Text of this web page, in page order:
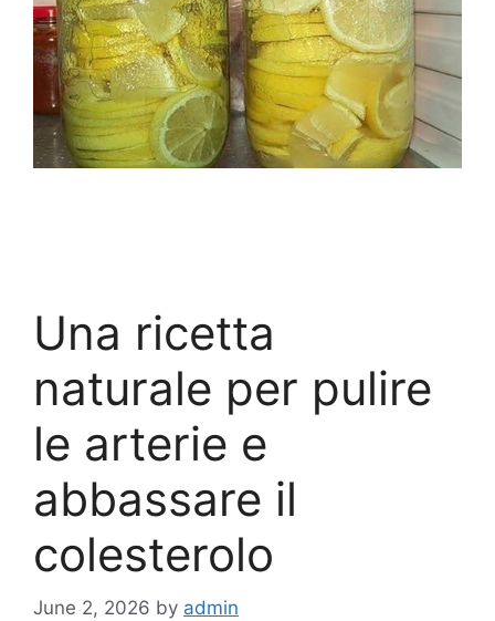
Una ricetta
naturale per pulire
le arterie e
abbassare il
colesterolo
June 2, 2026 by admin